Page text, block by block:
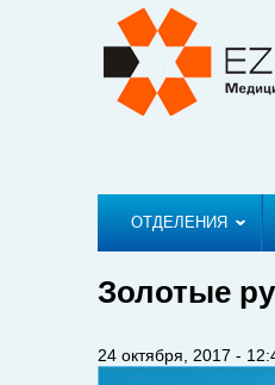
ОТДЕЛЕНИЯ
Золотые
24 октября, 2017 -